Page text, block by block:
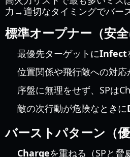
力→適切なタイミングでバー
標準オープナー（安全
最優先ターゲットにInfect
位置関係や飛行敵への対応
序盤に無理をせず、SPは
敵の次行動が危険なときに
バーストパターン（優
Chargeを重ねる（SPと脅